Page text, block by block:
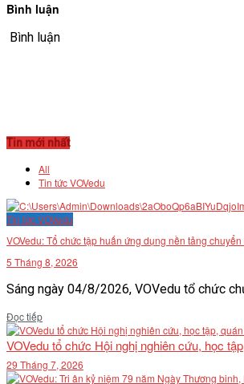
Bình luận
Bình luận
Tin mới nhất
All
Tin tức VOVedu
Tin tức VOVedu
VOVedu: Tổ chức tập huấn ứng dụng nền tảng
5 Tháng 8, 2026
Sáng ngày 04/8/2026, VOVedu tổ chức
Đọc tiếpDetails
VOVedu tổ chức Hội nghị nghiên cứu, học
29 Tháng 7, 2026